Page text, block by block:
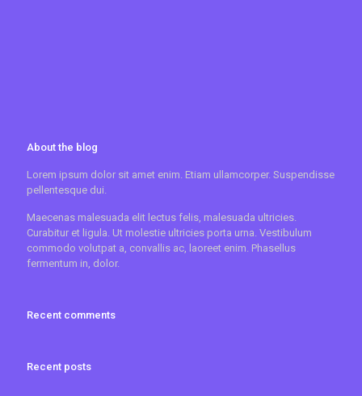
About the blog
Lorem ipsum dolor sit amet enim. Etiam ullamcorper. Suspendisse
pellentesque dui.
Maecenas malesuada elit lectus felis, malesuada ultricies.
Curabitur et ligula. Ut molestie ultricies porta urna. Vestibulum
commodo volutpat a, convallis ac, laoreet enim. Phasellus
fermentum in, dolor.
Recent comments
Recent posts